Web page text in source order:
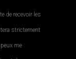
de recevoir les
strictement
me